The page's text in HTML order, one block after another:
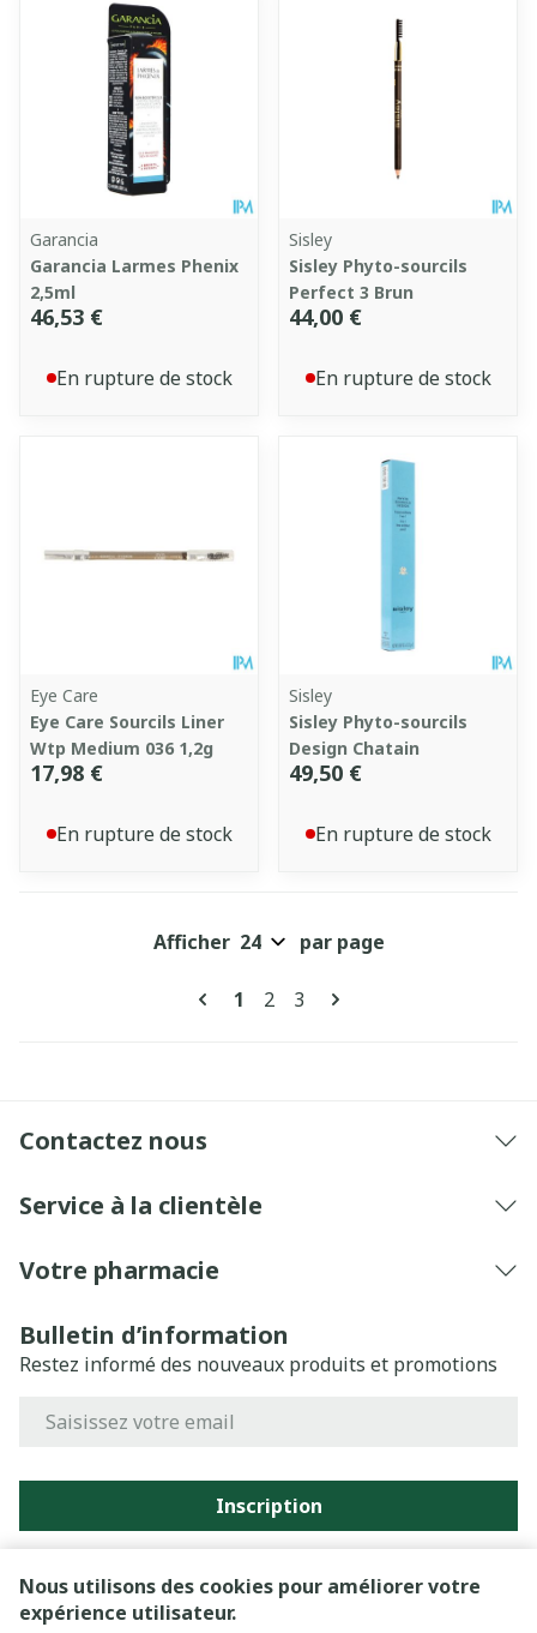
Nous utilisons des cookies pour améliorer votre
expérience utilisateur.
Garancia
Garancia Larmes Phenix
2,5ml
46,53 €
En rupture de stock
Sisley
Sisley Phyto-sourcils
Perfect 3 Brun
44,00 €
En rupture de stock
Eye Care
Eye Care Sourcils Liner
Wtp Medium 036 1,2g
17,98 €
En rupture de stock
Sisley
Sisley Phyto-sourcils
Design Chatain
49,50 €
En rupture de stock
Pages
Vous lisez actuellement la
1 Page
2 Page
3
Afficher par page
Contactez nous
Service à la clientèle
Votre pharmacie
Bulletin d’information
Restez informé des nouveaux produits et promotions
Inscription
En cliquant sur s'abonner, vous vous abonnez à notre
newsletter et acceptez notrepolitique de confidentialité.